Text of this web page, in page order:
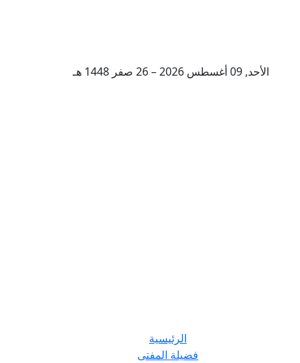
الأحد, 09 أغسطس 2026 – 26 صفر 1448 هـ
الرئيسية
فضيلة المفتى